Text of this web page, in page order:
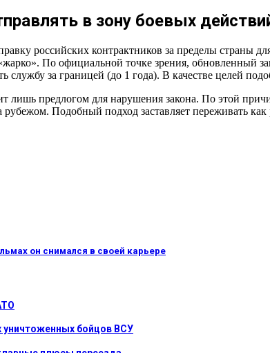
в зону боевых
российских контрактников за пределы страны
По официальной точке зрения, обновленный
службу за границей (до 1 года). В качестве целей
предлогом для нарушения закона. По этой
Подобный подход заставляет переживать
он снимался в своей карьере
уничтоженных бойцов ВСУ